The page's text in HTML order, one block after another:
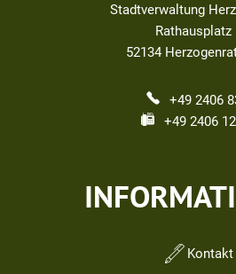
Stadtverwaltung
Rathausplatz
52134
+49 2406
+49 2406
Kontakt